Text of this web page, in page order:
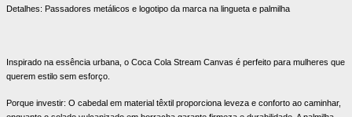
Detalhes: Passadores metálicos e logotipo da marca na lingueta e palmilha
Inspirado na essência urbana, o Coca Cola Stream Canvas é perfeito para mulheres que
querem estilo sem esforço.
Porque investir: O cabedal em material têxtil proporciona leveza e conforto ao caminhar,